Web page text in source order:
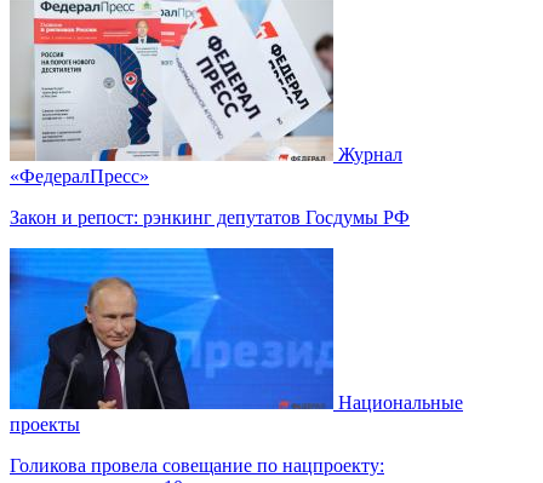
Журнал
«ФедералПресс»
Закон и репост: рэнкинг депутатов Госдумы РФ
Национальные
проекты
Голикова провела совещание по нацпроекту: